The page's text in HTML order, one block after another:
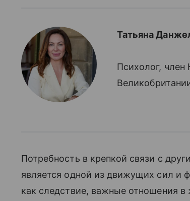
Татьяна
Психолог, член
Потребность в крепкой связи с
является одной из движущих сил и
как следствие, важные отношения